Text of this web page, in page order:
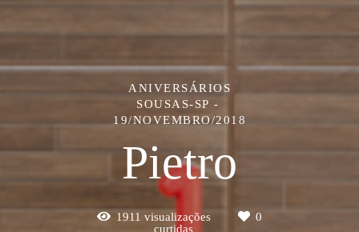
ANIVERSÁRIOS
SOUSAS-SP
19/NOVEMBRO/2018
Pietro
1911 visualizações
0
curtidas